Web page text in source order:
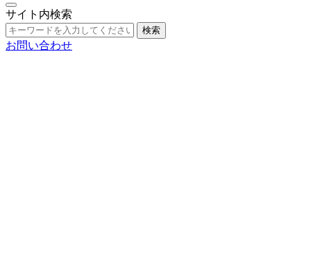
サイト内検索
検索
お問い合わせ